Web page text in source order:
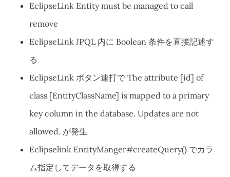
EclipseLink Entity must be managed to call
remove
EclipseLink JPQL 内に Boolean 条件を直接記述す
る
EclipseLink ボタン連打で The attribute [id] of
class [EntityClassName] is mapped to a primary
key column in the database. Updates are not
allowed. が発生
Eclipselink EntityManger#createQuery() でカラ
ム指定してデータを取得する